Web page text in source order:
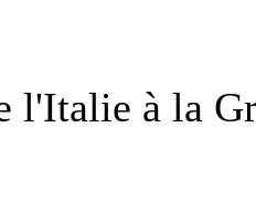
l'Italie à la